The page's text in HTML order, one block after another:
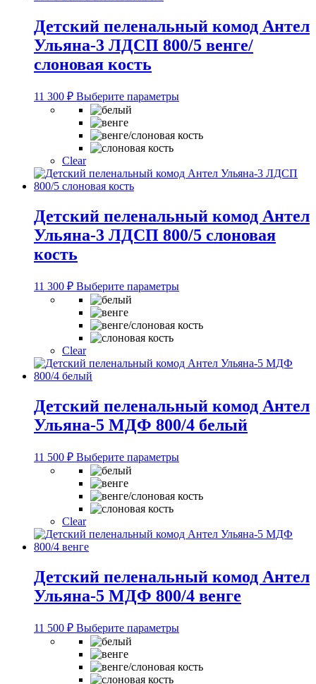
странице
товара.
Детский пеленальный комод Антел
Ульяна-3 ЛДСП 800/5 венге/
слоновая кость
11 300 ₽ Выберите параметрыЭтот
несколько
можно
выбрать
странице
товара.
Clear
Детский пеленальный комод Антел
Ульяна-3 ЛДСП 800/5 слоновая
кость
11 300 ₽ Выберите параметрыЭтот
несколько
можно
выбрать
странице
товара.
Clear
Детский пеленальный комод Антел
Ульяна-5 МДФ 800/4 белый
11 500 ₽ Выберите параметрыЭтот
несколько
можно
выбрать
странице
товара.
Clear
Детский пеленальный комод Антел
Ульяна-5 МДФ 800/4 венге
11 500 ₽ Выберите параметрыЭтот
несколько